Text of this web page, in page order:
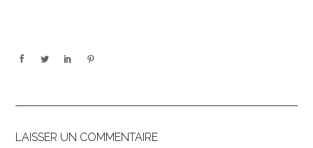
LAISSER UN COMMENTAIRE